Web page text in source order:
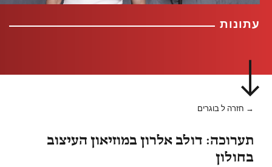
עתונות
→ חזרה ל בוגרים
תערוכה: דולב אלרון במוזיאון העיצוב
בחולון